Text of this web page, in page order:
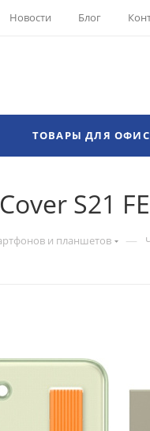
Новости Блог
ТОВАРЫ ДЛЯ
S21
и планшетов —